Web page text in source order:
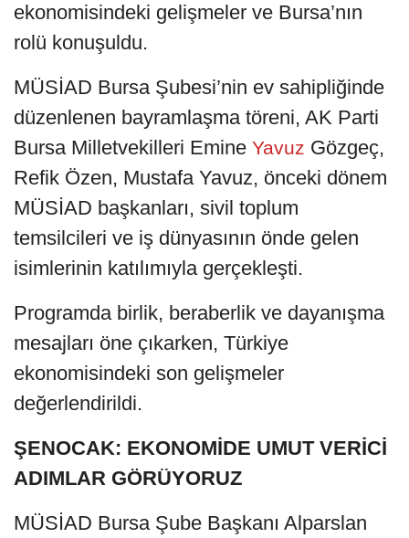
ekonomisindeki gelişmeler ve Bursa’nın
rolü konuşuldu.
MÜSİAD Bursa Şubesi’nin ev sahipliğinde
düzenlenen bayramlaşma töreni, AK Parti
Bursa Milletvekilleri Emine Yavuz Gözgeç,
Refik Özen, Mustafa Yavuz, önceki dönem
MÜSİAD başkanları, sivil toplum
temsilcileri ve iş dünyasının önde gelen
isimlerinin katılımıyla gerçekleşti.
Programda birlik, beraberlik ve dayanışma
mesajları öne çıkarken, Türkiye
ekonomisindeki son gelişmeler
değerlendirildi.
ŞENOCAK: EKONOMİDE UMUT VERİCİ
ADIMLAR GÖRÜYORUZ
MÜSİAD Bursa Şube Başkanı Alparslan